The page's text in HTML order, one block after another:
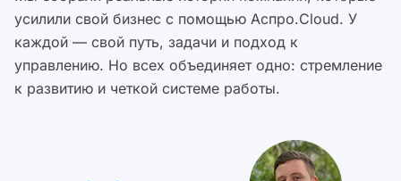
усилили свой бизнес с помощью Аспро.Cloud. У
каждой — свой путь, задачи и подход к
управлению. Но всех объединяет одно: стремление
к развитию и четкой системе работы.